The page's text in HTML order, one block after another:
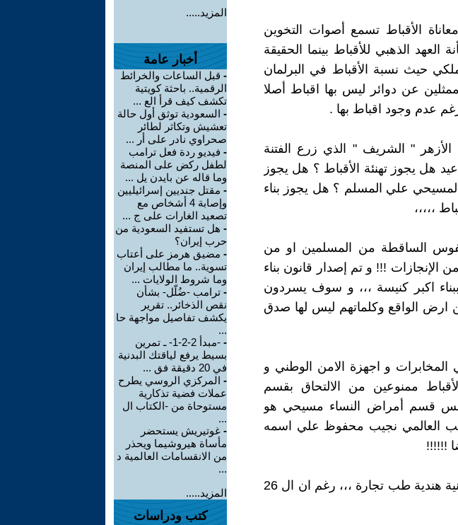
الأقباط تسمع أصوات التخوين
العهد الذهبي للأقباط بينما الحقيقة
حيث نسبة الأقباط في البرلمان
عن دوائر ليس بها اقباط أصلا
عدم وجود اقباط بها .
" الشريف " الذي زرع الفتنة
هل يجوز تهنئة الأقباط ؟ هل يجوز
علي المسلم ؟ هل يجوز بناء
،،،،،
الساقطة من المسلمين او من
الإنجازات !!! و تم إصدار قانون بناء
اكبر كنيسة ،،، و سوف يسردون
ارض الواقع وكلماتهم ليس لها صدق
المخابرات و اجهزة الامن الوطني و
ممنوعين من الالتحاق بقسم
قسم أمراض النساء مسيحي هو
العالمي نجيب محفوظ علي اسمه
!!!!!!
مازال الأزهر لا يقبل الأقباط في الكليات المدنية هندية طب تجارة ،،، رغم ان ال 26
المزيد.....
أخبار عامة
- قبل الساعات والخرائط
الرقمية.. باحثة كويتية
تكشف كيف قرأ الع ...
- السعودية توثق أول حالة
تعشيش وتكاثر لطائر
صحراوي نادر على أر ...
- فيديو ردة فعل ترامب
لطفل ركض على المنصة
وما قاله عن بايدن يل ...
- مقتل جنديين إسرائيليين
وإصابة 4 أشخاص مع
تصعيد الغارات على ج ...
- هل تستفيد السعودية من
حرب إيران؟
- مضيق هرمز على أعتاب
تسوية.. ما مطالب إيران
وما شروط الولايات ...
- ترامب -ضُلّل- بشأن
نقص الذخائر.. تقرير
يكشف تفاصيل مواجهة حا
...
-
-مبدأ 2-2-1- ـ تمرين
بسيط يرفع لياقتك البدنية
في 20 دقيقة فق ...
- المركزي الروسي يطرح
عملات فضية تذكارية
مستوحاة من -الكتاب ال
...
- غوتيريش يستحضر
مأساة هيروشيما ويحذر
من الانقسامات العالمية د
...
المزيد.....
كتب ودراسات